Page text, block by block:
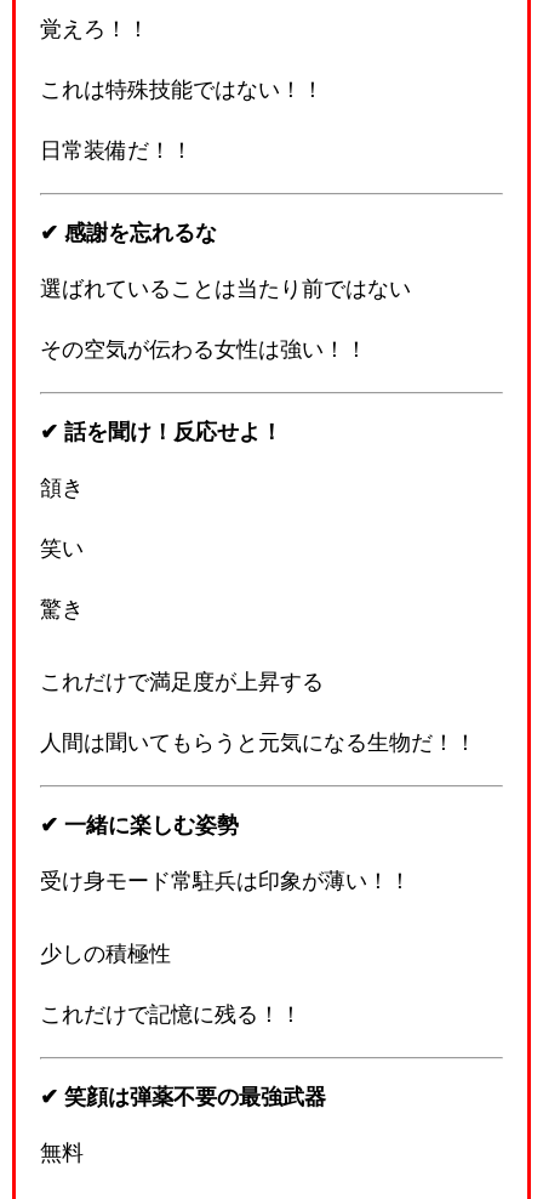
覚えろ！！
これは特殊技能ではない！！
日常装備だ！！
✔ 感謝を忘れるな
選ばれていることは当たり前ではない
その空気が伝わる女性は強い！！
✔ 話を聞け！反応せよ！
頷き
笑い
驚き
これだけで満足度が上昇する
人間は聞いてもらうと元気になる生物だ！！
✔ 一緒に楽しむ姿勢
受け身モード常駐兵は印象が薄い！！
少しの積極性
これだけで記憶に残る！！
✔ 笑顔は弾薬不要の最強武器
無料